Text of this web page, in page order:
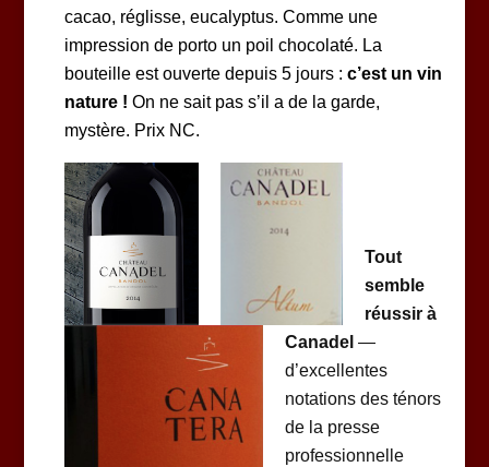
cacao, réglisse, eucalyptus. Comme une
impression de porto un poil chocolaté. La
bouteille est ouverte depuis 5 jours : c’est un vin
nature ! On ne sait pas s’il a de la garde,
mystère. Prix NC.
Tout
semble
réussir à
Canadel —
d’excellentes
notations des ténors
de la presse
professionnelle